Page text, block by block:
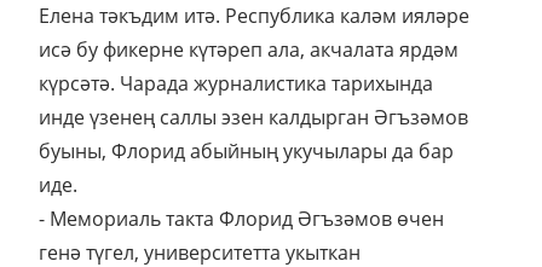
Елена тәкъдим итә. Республика каләм ияләре
исә бу фикерне күтәреп ала, акчалата ярдәм
күрсәтә. Чарада журналистика тарихында
инде үзенең саллы эзен калдырган Әгъзәмов
буыны, Флорид абыйның укучылары да бар
иде.
- Мемориаль такта Флорид Әгъзәмов өчен
генә түгел, университетта укыткан